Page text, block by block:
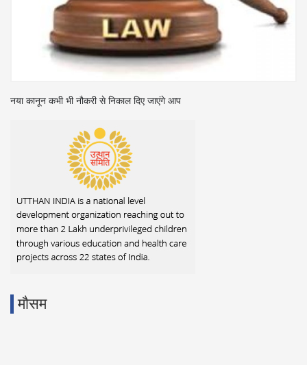
‘प्रदेश में श्रम कानूनों का पालन करवाया जाएगा’
मौसम